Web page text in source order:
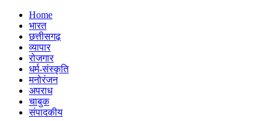
Home
भारत
छत्तीसगढ़
व्यापार
रोजगार
धर्म-संस्कृति
मनोरंजन
अपराध
चाबुक
संपादकीय